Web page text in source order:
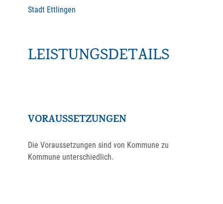
Stadt Ettlingen
LEISTUNGSDETAILS
VORAUSSETZUNGEN
Die Voraussetzungen sind von Kommune zu
Kommune unterschiedlich.